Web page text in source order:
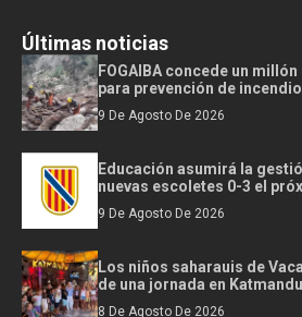
Últimas noticias
FOGAIBA concede un
para prevención de
9 De Agosto De 2026
Educación asumirá la
nuevas escoletes 0-3 el
9 De Agosto De 2026
Los niños saharauis de
de una jornada en
8 De Agosto De 2026